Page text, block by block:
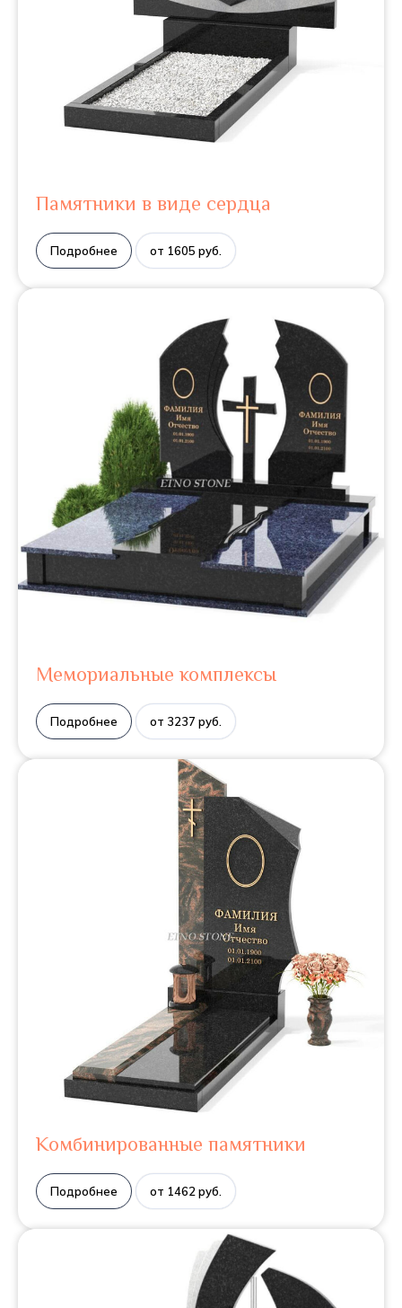
Памятники в виде сердца
Подробнее от 1605 руб.
Мемориальные комплексы
Подробнее от 3237 руб.
Комбинированные памятники
Подробнее от 1462 руб.